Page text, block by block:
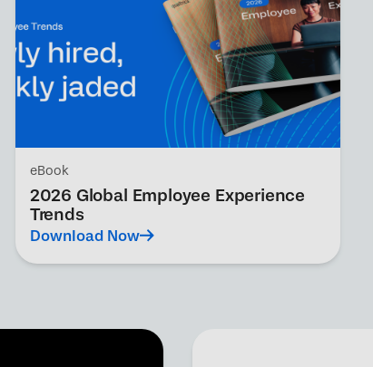
eBook
2026 Global Employee Experience
Trends
Download Now